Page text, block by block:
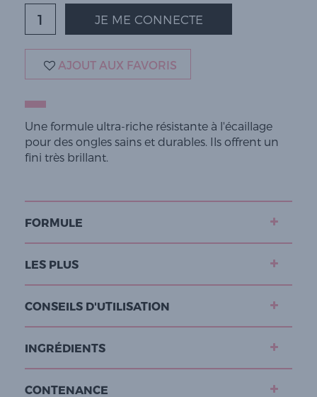
JE ME CONNECTE
AJOUT AUX FAVORIS
Une formule ultra-riche résistante à l'écaillage
pour des ongles sains et durables. Ils offrent un
fini très brillant.
FORMULE
LES PLUS
CONSEILS D'UTILISATION
INGRÉDIENTS
CONTENANCE